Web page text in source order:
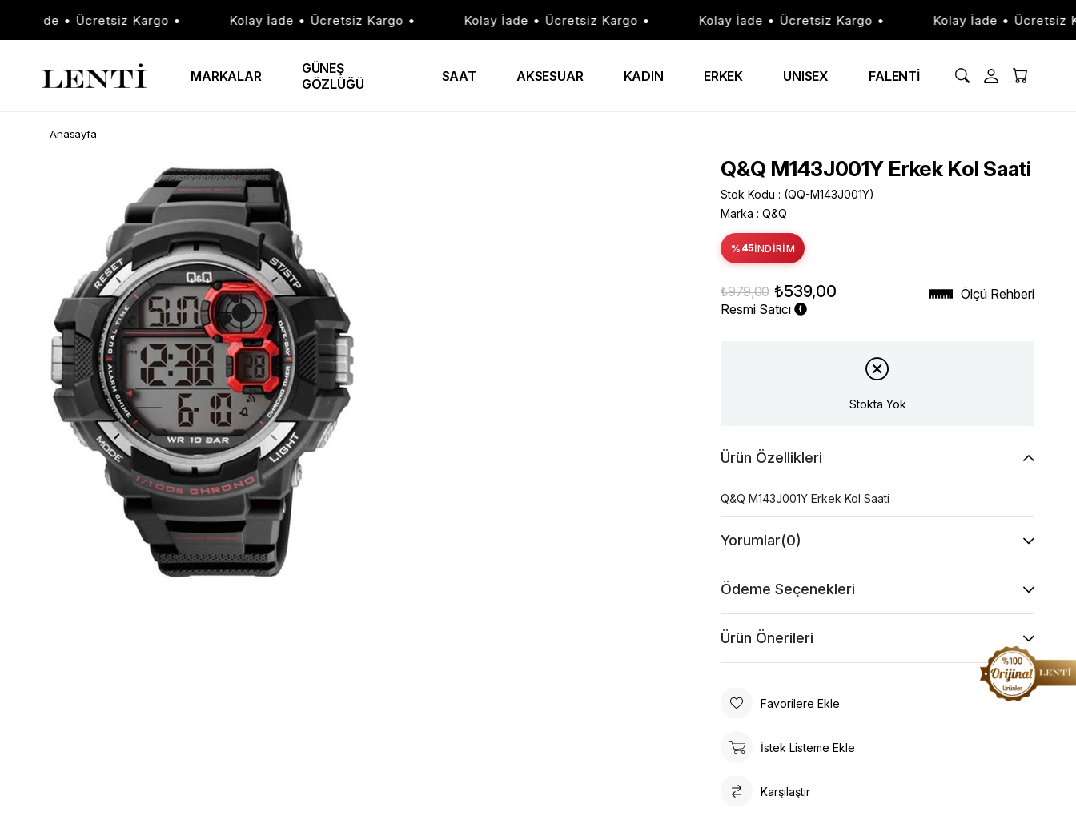
İade • Ücretsiz Kargo • Kolay İade • Ücretsiz Kargo • Kolay İade • Ücretsiz Kargo • Kolay İade • Ücretsiz Kargo • Kolay İade • Ücretsiz
MARKALAR
GÜNEŞ
GÖZLÜĞÜ
SAAT AKSESUAR KADIN ERKEK UNISEX FALENTİ
Anasayfa
Q&Q M143J001Y Erkek Kol Saati
Stok Kodu
(QQ-M143J001Y)
Marka : Q&Q
% 45İNDIRIM
₺979,00 ₺539,00
Resmi Satıcı
Ölçü Rehberi
Stokta Yok
Ürün Özellikleri
Q&Q M143J001Y Erkek Kol Saati
Yorumlar(0)
Ödeme Seçenekleri
Ürün Önerileri
Favorilere Ekle
İstek Listeme Ekle
Karşılaştır